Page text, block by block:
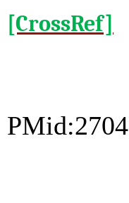
[CrossRef]